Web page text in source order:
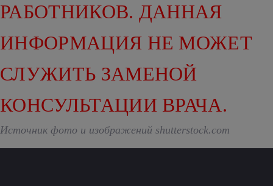
РАБОТНИКОВ. ДАННАЯ
ИНФОРМАЦИЯ НЕ МОЖЕТ
СЛУЖИТЬ ЗАМЕНОЙ
КОНСУЛЬТАЦИИ ВРАЧА.
Источник фото и изображений shutterstock.com